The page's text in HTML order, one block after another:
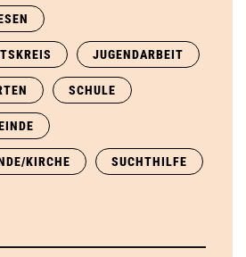
JUGENDARBEIT
SCHULE
KIRCHE SUCHTHILFE